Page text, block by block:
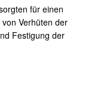
für einen
von Verhüten der
Festigung der